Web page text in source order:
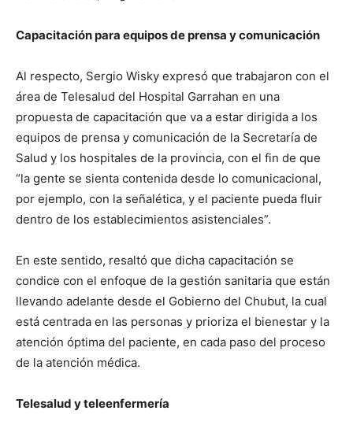
Capacitación para equipos de prensa y comunicación
Al respecto, Sergio Wisky expresó que trabajaron con el
área de Telesalud del Hospital Garrahan en una
propuesta de capacitación que va a estar dirigida a los
equipos de prensa y comunicación de la Secretaría de
Salud y los hospitales de la provincia, con el fin de que
“la gente se sienta contenida desde lo comunicacional,
por ejemplo, con la señalética, y el paciente pueda fluir
dentro de los establecimientos asistenciales”.
En este sentido, resaltó que dicha capacitación se
condice con el enfoque de la gestión sanitaria que están
llevando adelante desde el Gobierno del Chubut, la cual
está centrada en las personas y prioriza el bienestar y la
atención óptima del paciente, en cada paso del proceso
de la atención médica.
Telesalud y teleenfermería